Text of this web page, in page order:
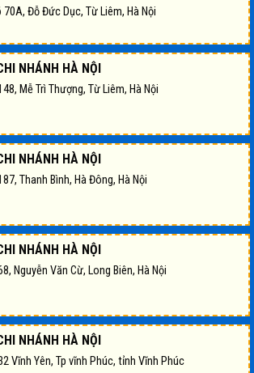
70A, Đỗ Đức Dục, Từ Liêm, Hà Nội
NHÁNH HÀ NỘI
Mễ Trì Thượng, Từ Liêm, Hà Nội
NHÁNH HÀ NỘI
Thanh Bình, Hà Đông, Hà Nội
NHÁNH HÀ NỘI
Nguyễn Văn Cừ, Long Biên, Hà Nội
NHÁNH HÀ NỘI
Vĩnh Yên, Tp vĩnh Phúc, tỉnh Vĩnh Phúc